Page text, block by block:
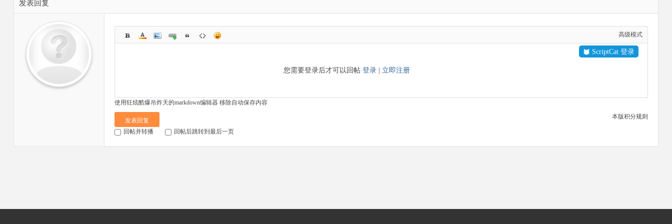
发表回复
高级模式
您需要登录后才可以回帖登录 立即注册
ScriptCat 登录
使用狂炫酷爆吊炸天的markdown编辑器 移除自动保存内容
本版积分规则
发表回复
回帖并转播
回帖后跳转到最后一页